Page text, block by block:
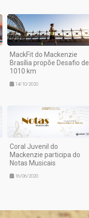
MackFit do Mackenzie
Brasília propõe Desafio de
1010 km
14/10/2020
Coral Juvenil do
Mackenzie participa do
Notas Musicais
16/06/2020